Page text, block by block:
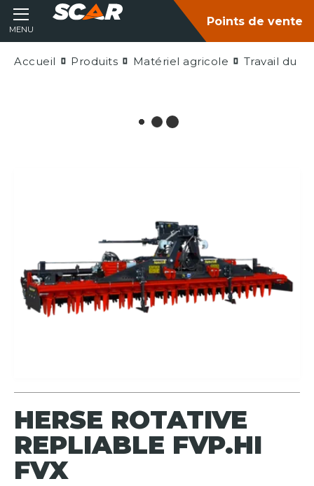
MENU
Points de vente
Accueil Produits Matériel agricole Travail du
HERSE ROTATIVE
REPLIABLE FVP.HI
FVX